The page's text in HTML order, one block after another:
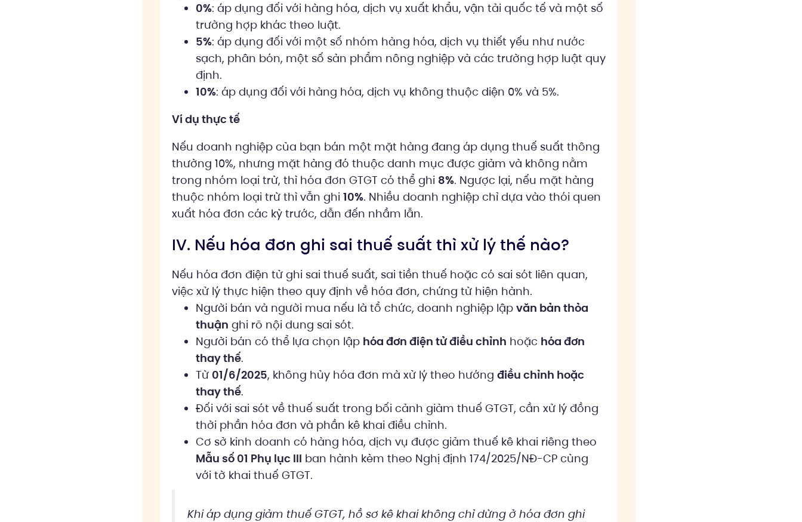
0%: áp dụng đối với hàng hóa, dịch vụ xuất khẩu, vận tải quốc tế và một số
trường hợp khác theo luật.
5%: áp dụng đối với một số nhóm hàng hóa, dịch vụ thiết yếu như nước
sạch, phân bón, một số sản phẩm nông nghiệp và các trường hợp luật quy
định.
10%: áp dụng đối với hàng hóa, dịch vụ không thuộc diện 0% và 5%.
Ví dụ thực tế
Nếu doanh nghiệp của bạn bán một mặt hàng đang áp dụng thuế suất thông
thường 10%, nhưng mặt hàng đó thuộc danh mục được giảm và không nằm
trong nhóm loại trừ, thì hóa đơn GTGT có thể ghi 8%. Ngược lại, nếu mặt hàng
thuộc nhóm loại trừ thì vẫn ghi 10%. Nhiều doanh nghiệp chỉ dựa vào thói quen
xuất hóa đơn các kỳ trước, dẫn đến nhầm lẫn.
IV. Nếu hóa đơn ghi sai thuế suất thì xử lý thế nào?
Nếu hóa đơn điện tử ghi sai thuế suất, sai tiền thuế hoặc có sai sót liên quan,
việc xử lý thực hiện theo quy định về hóa đơn, chứng từ hiện hành.
Người bán và người mua nếu là tổ chức, doanh nghiệp lập văn bản thỏa
thuận ghi rõ nội dung sai sót.
Người bán có thể lựa chọn lập hóa đơn điện tử điều chỉnh hoặc hóa đơn
thay thế.
Từ 01/6/2025, không hủy hóa đơn mà xử lý theo hướng điều chỉnh hoặc
thay thế.
Đối với sai sót về thuế suất trong bối cảnh giảm thuế GTGT, cần xử lý đồng
thời phần hóa đơn và phần kê khai điều chỉnh.
Cơ sở kinh doanh có hàng hóa, dịch vụ được giảm thuế kê khai riêng theo
Mẫu số 01 Phụ lục III ban hành kèm theo Nghị định 174/2025/NĐ-CP cùng
với tờ khai thuế GTGT.
Khi áp dụng giảm thuế GTGT, hồ sơ kê khai không chỉ dừng ở hóa đơn ghi